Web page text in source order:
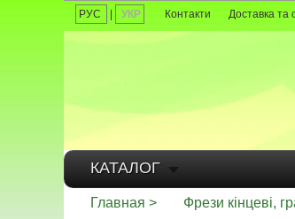
РУС УКР Контакти Доставка та
КАТАЛОГ
Главная Фрези кінцеві,